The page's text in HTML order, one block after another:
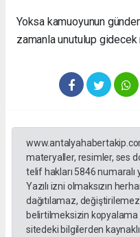
Yoksa kamuoyunun
zamanla unutulup gidecek
materyaller, resimler, ses
telif hakları 5846 numaralı
Yazılı izni olmaksızın
dağıtılamaz,
belirtilmeksizin kopyalama
sitedeki bilgilerden